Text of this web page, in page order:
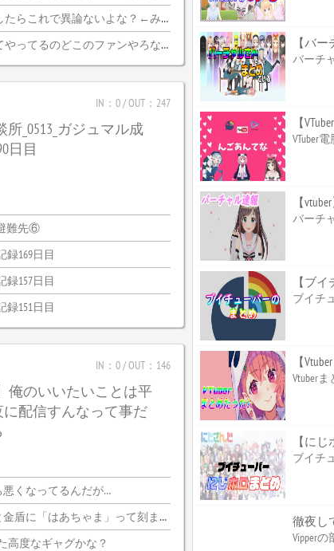
で異論ないよな？←みんな納得wwwww
ってるのどこのファンやろな…？
IN：0 / OUT：247
所_0513_ガジュマル成
日目
難先⑥
録169日目
録157日目
録151日目
IN：0 / OUT：146
】俺のいいたいことは平
に配信すんなって事だ
悪くなってるんだが…
はあちゃま」って刻まれるけどいいのか
高度なギャグかな？
【バ
バーチ
【
VTuber
【
バーチ
【ブ
ブイチ
【
Vtuber
【に
ブイチ
徹夜し
Vipperの